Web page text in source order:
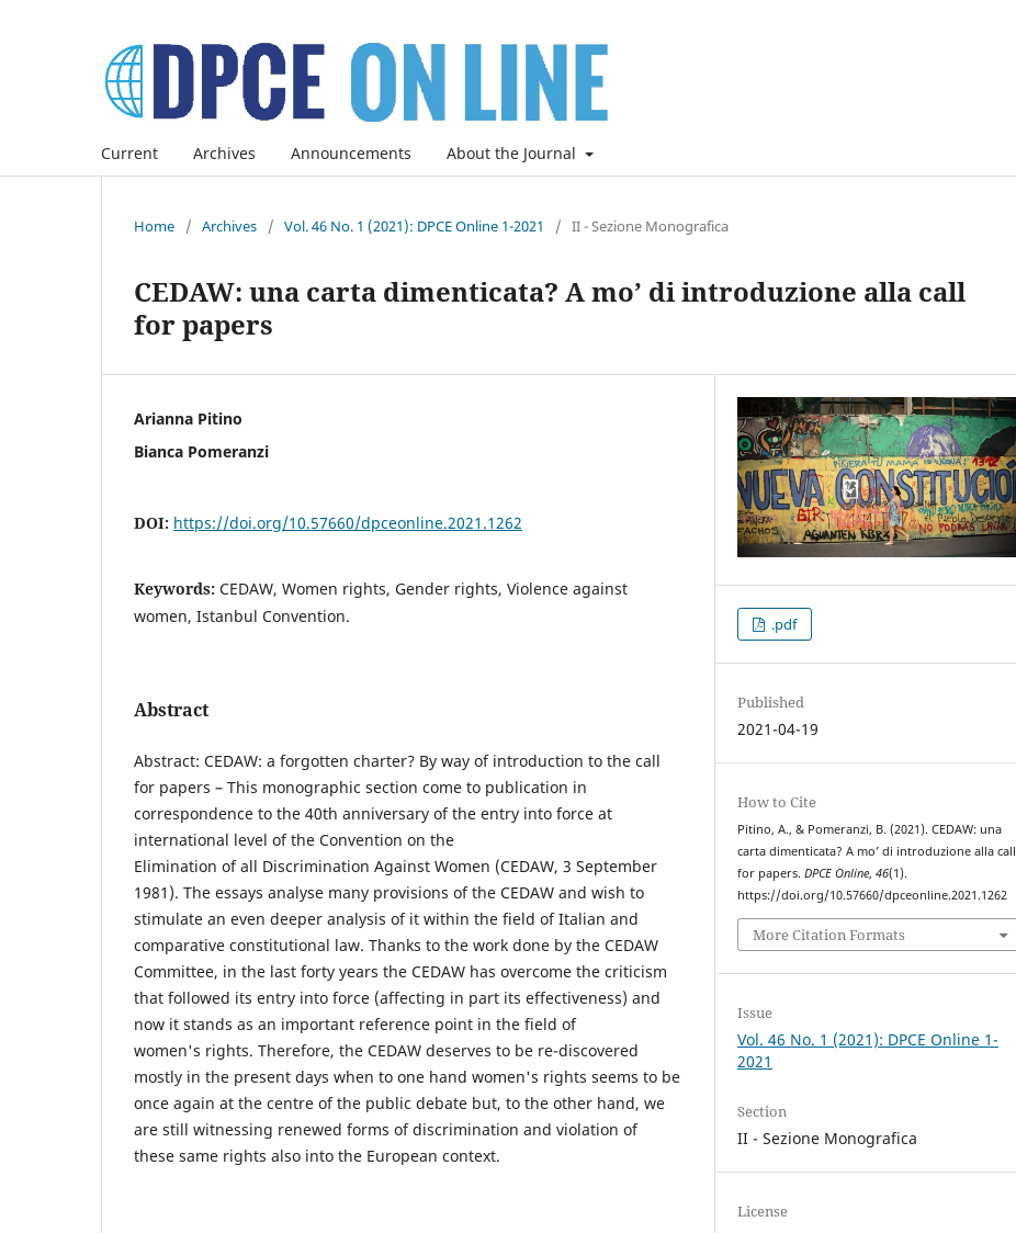
Current Archives Announcements About the Journal
Home / Archives / Vol. 46 No. 1 (2021): DPCE Online 1-2021 / II - Sezione Monografica
CEDAW: una carta dimenticata? A mo’ di introduzione alla call
for papers
Arianna Pitino
Bianca Pomeranzi
DOI: https://doi.org/10.57660/dpceonline.2021.1262
Keywords: CEDAW, Women rights, Gender rights, Violence against
women, Istanbul Convention.
Abstract
Abstract: CEDAW: a forgotten charter? By way of introduction to the call
for papers – This monographic section come to publication in
correspondence to the 40th anniversary of the entry into force at
international level of the Convention on the
Elimination of all Discrimination Against Women (CEDAW, 3 September
1981). The essays analyse many provisions of the CEDAW and wish to
stimulate an even deeper analysis of it within the field of Italian and
comparative constitutional law. Thanks to the work done by the CEDAW
Committee, in the last forty years the CEDAW has overcome the criticism
that followed its entry into force (affecting in part its effectiveness) and
now it stands as an important reference point in the field of
women's rights. Therefore, the CEDAW deserves to be re-discovered
mostly in the present days when to one hand women's rights seems to be
once again at the centre of the public debate but, to the other hand, we
are still witnessing renewed forms of discrimination and violation of
these same rights also into the European context.
.pdf
Published
2021-04-19
How to Cite
Pitino, A., & Pomeranzi, B. (2021). CEDAW: una
carta dimenticata? A mo’ di introduzione alla call
for papers.DPCE Online,46(1).
https://doi.org/10.57660/dpceonline.2021.1262
More Citation Formats
Issue
Vol. 46 No. 1 (2021): DPCE Online 1-
2021
Section
II - Sezione Monografica
License